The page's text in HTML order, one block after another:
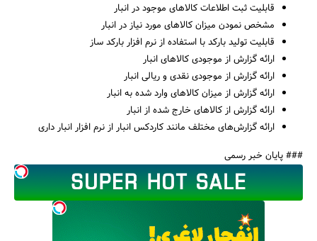
قابلیت ثبت اطلاعات کالاهای موجود در انبار
مشخص نمودن میزان کالاهای مورد نیاز در انبار
قابلیت تولید بارکد با استفاده از نرم افزار بارکد ساز
ارائه گزارش از موجودی کالاهای انبار
ارائه گزارش از موجودی نقدی و ریالی انبار
ارائه گزارش از میزان کالاهای وارد شده به انبار
ارائه گزارش از کالاهای خارج شده از انبار
ارائه گزارش‌های مختلف مانند کاردکس انبار از نرم افزار انبار داری
### پایان خبر رسمی